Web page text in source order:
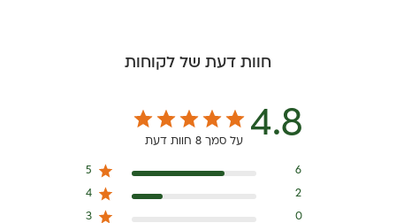
חוות דעת של לקוחות
4.8 על סמך 8 חוות דעת
5 6
4 2
3 0